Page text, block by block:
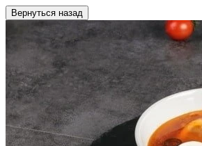
Вернуться назад